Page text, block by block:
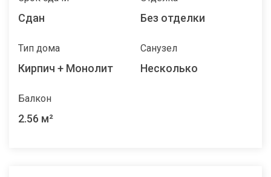
Сдан Без отделки
Тип дома
Кирпич + Монолит
Санузел
Несколько
Балкон
2.56 м²